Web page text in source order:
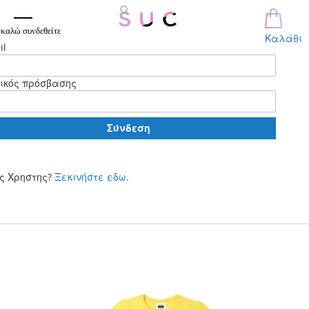
Καλάθι
συνδεθείτε
πρόσβασης
Σύνδεση
Χρηστης? Ξεκινήστε εδω.
περιεχόμενο